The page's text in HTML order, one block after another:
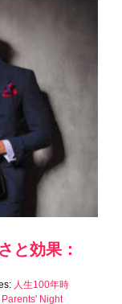
効果：
人生100年時
Parents' Night